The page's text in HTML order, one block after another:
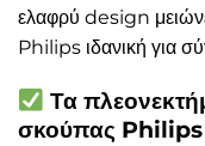
ελαφρύ design
Philips ιδανική για
Τα
σκούπας